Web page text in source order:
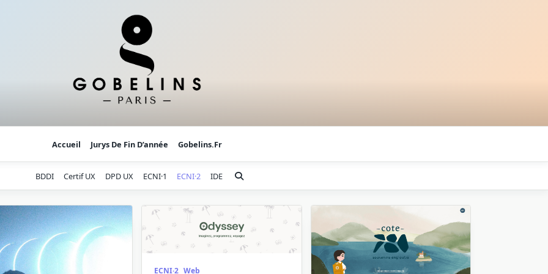
Accueil Jurys De Fin D’année Gobelins.fr
BDDI Certif UX DPD UX ECNI·1 ECNI·2 IDE
ECNI·2 Web